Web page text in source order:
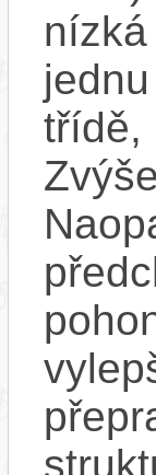
třídě,